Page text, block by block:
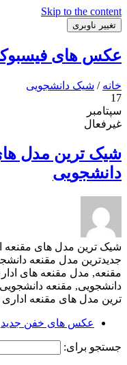
Skip to the content
تغییر ناوبری
عکس های
خانه / شیک دانشجویی
17
سپتامبر
غیرفعال
شیک ترین مدل
دانشجویی
شیک ترین مدل های مقنعه
جدیدترین مدل مقنعه
مقنعه, مدل مقنعه های
ترین مدل های مقنعه
عکس های خفن جدید
جستجو برای: